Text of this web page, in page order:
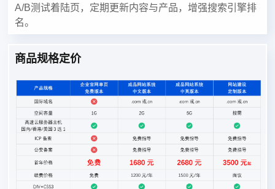
A/B测试着陆页，定期更新内容与产品，增强搜索引擎排
名。
商品规格定价